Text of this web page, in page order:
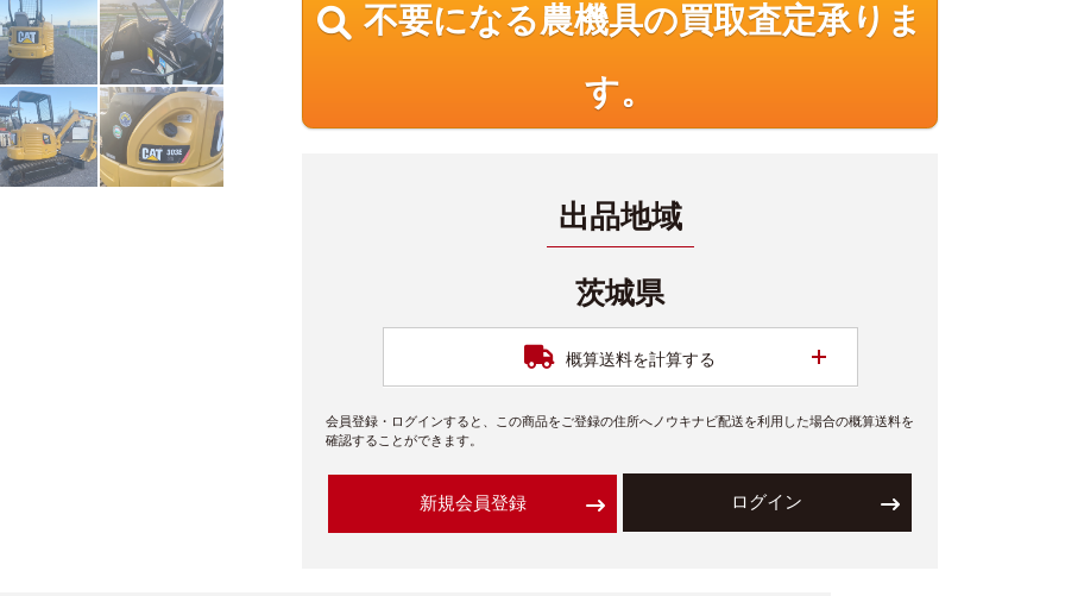
不要になる農機具の買取査定承りま
す。
出品地域
茨城県
概算送料を計算する
会員登録・ログインすると、この商品をご登録の住所へノウキナビ配送を利用した場合の概算送料を
確認することができます。
新規会員登録 ログイン